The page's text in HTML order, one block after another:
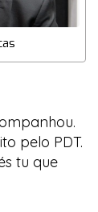
pelo PDT.
tu que